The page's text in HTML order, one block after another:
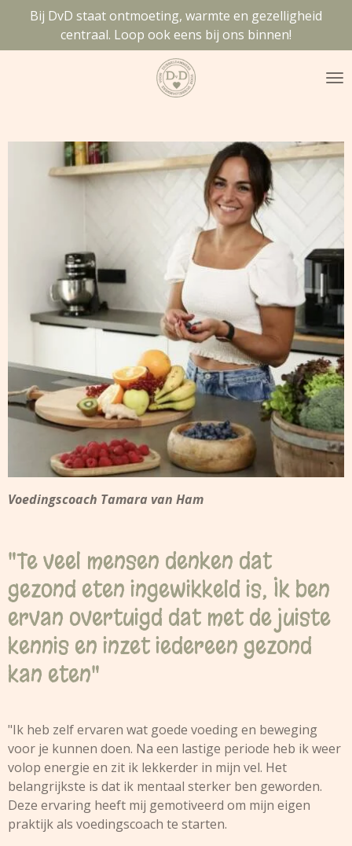
naar
Bij DvD staat ontmoeting, warmte en gezelligheid
centraal. Loop ook eens bij ons binnen!
Voedingscoach Tamara van Ham
"Te veel mensen denken dat
gezond eten ingewikkeld is, Ik ben
ervan overtuigd dat met de juiste
kennis en inzet iedereen gezond
kan eten"
"Ik heb zelf ervaren wat goede voeding en beweging
voor je kunnen doen. Na een lastige periode heb ik weer
volop energie en zit ik lekkerder in mijn vel. Het
belangrijkste is dat ik mentaal sterker ben geworden.
Deze ervaring heeft mij gemotiveerd om mijn eigen
praktijk als voedingscoach te starten.